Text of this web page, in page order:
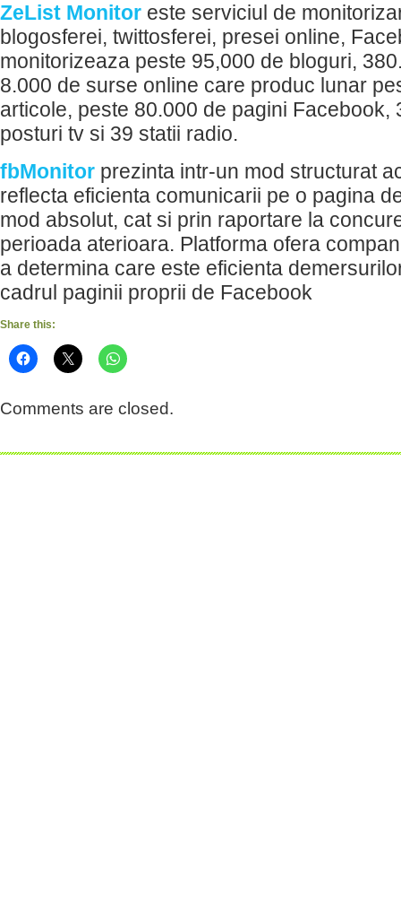
ZeList Monitor este serviciul de
blogosferei, twittosferei, presei online,
monitorizeaza peste 95,000 de bloguri,
8.000 de surse online care produc lunar
articole, peste 80.000 de pagini Facebook,
posturi tv si 39 statii radio.
fbMonitor prezinta intr-un mod structurat
reflecta eficienta comunicarii pe o pagina
mod absolut, cat si prin raportare la
perioada aterioara. Platforma ofera
a determina care este eficienta
cadrul paginii proprii de Facebook
Share this:
Comments are closed.